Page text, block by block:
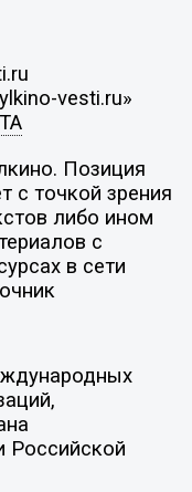
vesti.ru»
Позиция
с точкой зрения
либо ином
с
в сети
Российской